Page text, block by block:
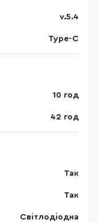
v.5.4
Type-C
10 год
42 год
Так
Так
Світлодіодна